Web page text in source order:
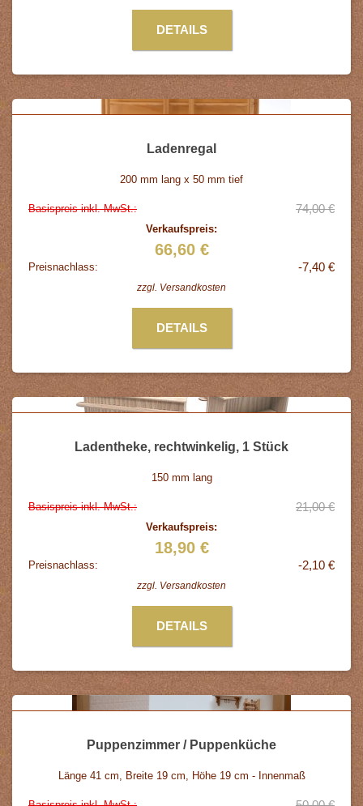
DETAILS
Ladenregal
200 mm lang x 50 mm tief
Basispreis inkl. MwSt.: 74,00 €
Verkaufspreis:
66,60 €
Preisnachlass: -7,40 €
zzgl. Versandkosten
DETAILS
Ladentheke, rechtwinkelig, 1 Stück
150 mm lang
Basispreis inkl. MwSt.: 21,00 €
Verkaufspreis:
18,90 €
Preisnachlass: -2,10 €
zzgl. Versandkosten
DETAILS
Puppenzimmer / Puppenküche
Länge 41 cm, Breite 19 cm, Höhe 19 cm - Innenmaß